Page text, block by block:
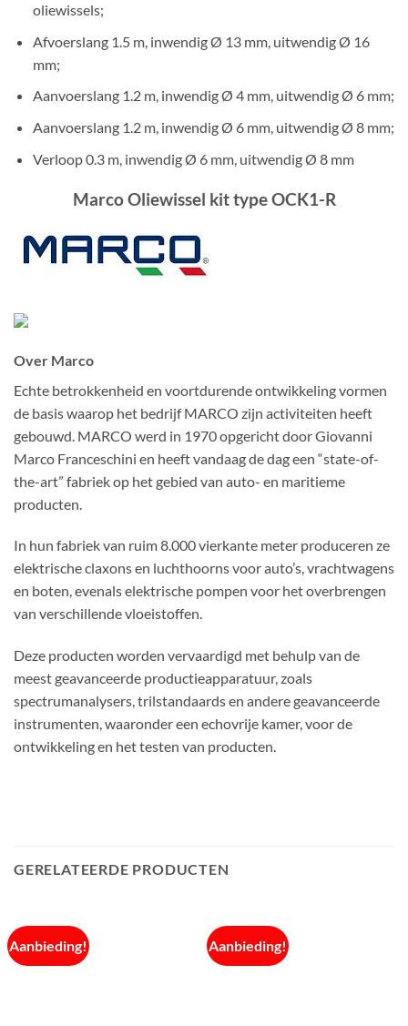
oliewissels;
Afvoerslang 1.5 m, inwendig Ø 13 mm, uitwendig Ø 16
mm;
Aanvoerslang 1.2 m, inwendig Ø 4 mm, uitwendig Ø 6 mm;
Aanvoerslang 1.2 m, inwendig Ø 6 mm, uitwendig Ø 8 mm;
Verloop 0.3 m, inwendig Ø 6 mm, uitwendig Ø 8 mm
Marco Oliewissel kit type OCK1-R
Over Marco
Echte betrokkenheid en voortdurende ontwikkeling vormen
de basis waarop het bedrijf MARCO zijn activiteiten heeft
gebouwd. MARCO werd in 1970 opgericht door Giovanni
Marco Franceschini en heeft vandaag de dag een “state-of-
the-art” fabriek op het gebied van auto- en maritieme
producten.
In hun fabriek van ruim 8.000 vierkante meter produceren ze
elektrische claxons en luchthoorns voor auto’s, vrachtwagens
en boten, evenals elektrische pompen voor het overbrengen
van verschillende vloeistoffen.
Deze producten worden vervaardigd met behulp van de
meest geavanceerde productieapparatuur, zoals
spectrumanalysers, trilstandaards en andere geavanceerde
instrumenten, waaronder een echovrije kamer, voor de
ontwikkeling en het testen van producten.
GERELATEERDE PRODUCTEN
Aanbieding! Aanbieding!